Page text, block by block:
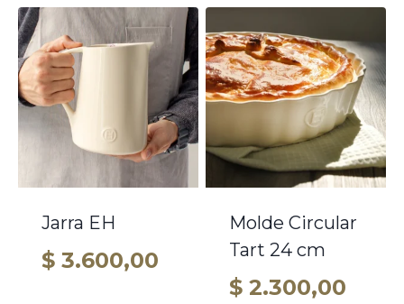
Jarra EH
$ 3.600,00
Molde Circular
Tart 24 cm
$ 2.300,00